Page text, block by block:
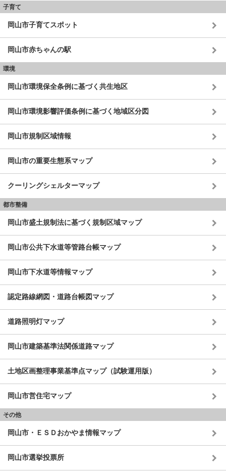
子育て
岡山市子育てスポット
岡山市赤ちゃんの駅
環境
岡山市環境保全条例に基づく共生地区
岡山市環境影響評価条例に基づく地域区分図
岡山市規制区域情報
岡山市の重要生態系マップ
クーリングシェルターマップ
都市整備
岡山市盛土規制法に基づく規制区域マップ
岡山市公共下水道等管路台帳マップ
岡山市下水道等情報マップ
認定路線網図・道路台帳図マップ
道路照明灯マップ
岡山市建築基準法関係道路マップ
土地区画整理事業基準点マップ（試験運用版）
岡山市営住宅マップ
その他
岡山市・ＥＳＤおかやま情報マップ
岡山市選挙投票所